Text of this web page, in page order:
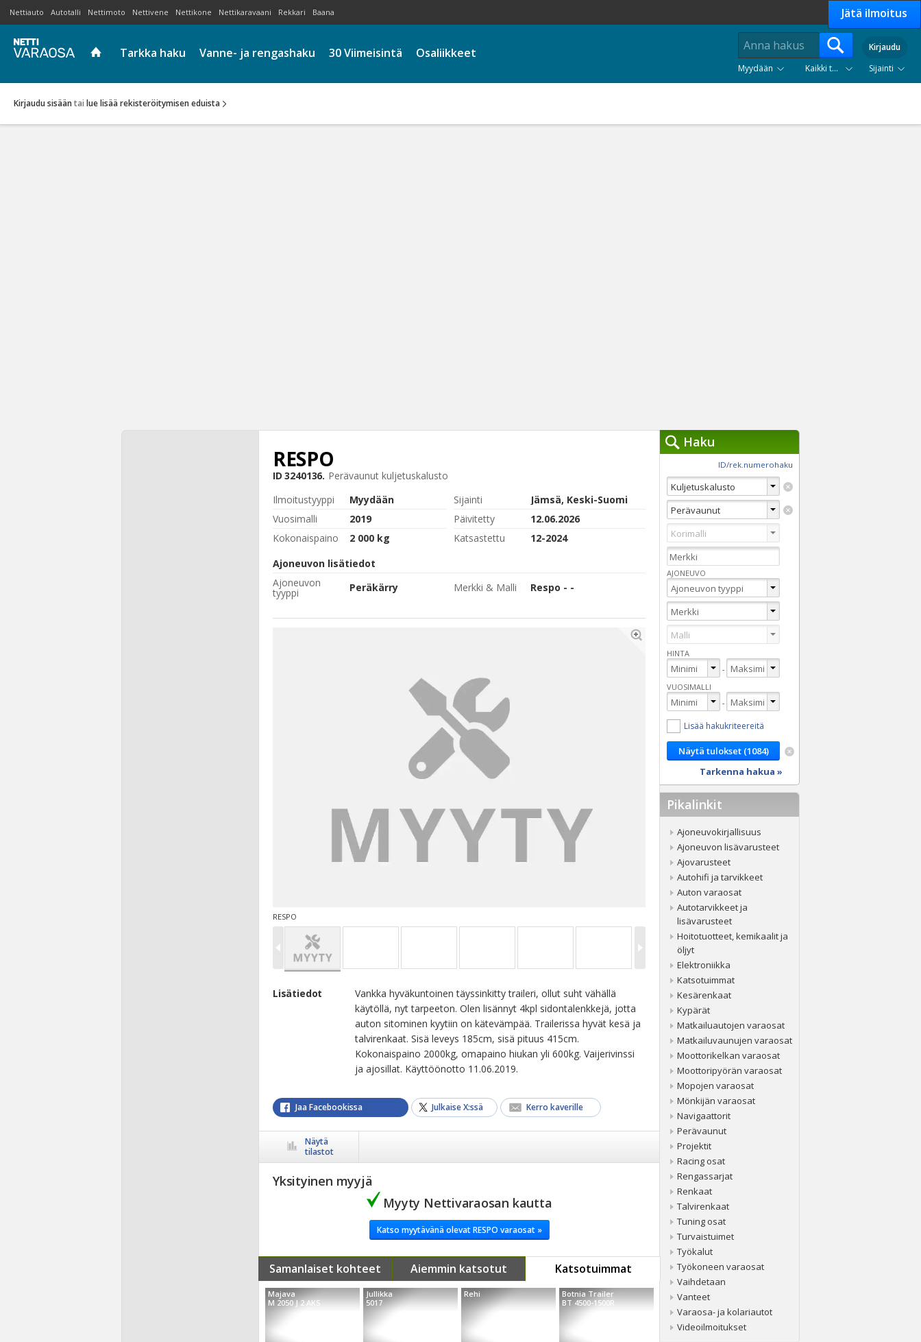
Nettiauto Autotalli Nettimoto Nettivene Nettikone Nettikaravaani Rekkari Baana Jätä ilmoitus
Tarkka haku Vanne- ja rengashaku 30 Viimeisintä Osaliikkeet
Kirjaudu
Myydään
Kaikki tuoteryhmät Sijainti
Kirjaudu sisään tai lue lisää rekisteröitymisen eduista
RESPO
ID3240136. Perävaunutkuljetuskalusto
Ilmoitustyyppi
Myydään Sijainti
Jämsä, Keski-Suomi
Vuosimalli
2019 Päivitetty
12.06.2026
Kokonaispaino
2 000 kg Katsastettu
12-2024
Ajoneuvon lisätiedot
Ajoneuvon
tyyppi Peräkärry Merkki & Malli Respo - -
RESPO
Lisätiedot
Vankka hyväkuntoinen täyssinkitty traileri, ollut suht vähällä
käytöllä, nyt tarpeeton. Olen lisännyt 4kpl sidontalenkkejä, jotta
auton sitominen kyytiin on kätevämpää. Trailerissa hyvät kesä ja
talvirenkaat. Sisä leveys 185cm, sisä pituus 415cm.
Kokonaispaino 2000kg, omapaino hiukan yli 600kg. Vaijerivinssi
ja ajosillat. Käyttöönotto 11.06.2019.
Jaa Facebookissa Julkaise X:ssä Kerro kaverille
Näytä
tilastot
Yksityinen myyjä
Myyty Nettivaraosan kautta
Katso myytävänä olevat RESPO varaosat »
Samanlaiset kohteet Aiemmin katsotut Katsotuimmat
Majava
M 2050 J 2 AKS
Jullikka
5017
Rehi
Botnia Trailer
BT 4500-1500R
Haku
ID/rek.numerohaku
AJONEUVO
HINTA
-
VUOSIMALLI
-
Lisää hakukriteereitä
Tarkenna hakua »
Pikalinkit
Ajoneuvokirjallisuus
Ajoneuvon lisävarusteet
Ajovarusteet
Autohifi ja tarvikkeet
Auton varaosat
Autotarvikkeet ja
lisävarusteet
Hoitotuotteet, kemikaalit ja
öljyt
Elektroniikka
Katsotuimmat
Kesärenkaat
Kypärät
Matkailuautojen varaosat
Matkailuvaunujen varaosat
Moottorikelkan varaosat
Moottoripyörän varaosat
Mopojen varaosat
Mönkijän varaosat
Navigaattorit
Perävaunut
Projektit
Racing osat
Rengassarjat
Renkaat
Talvirenkaat
Tuning osat
Turvaistuimet
Työkalut
Työkoneen varaosat
Vaihdetaan
Vanteet
Varaosa- ja kolariautot
Videoilmoitukset